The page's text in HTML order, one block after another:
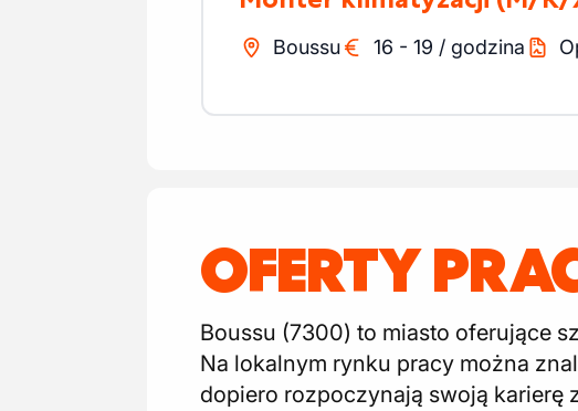
Boussu 16 - 19 / godzina
OFERTY
Boussu (7300) to miasto oferujące
Na lokalnym rynku pracy można
dopiero rozpoczynają swoją karierę